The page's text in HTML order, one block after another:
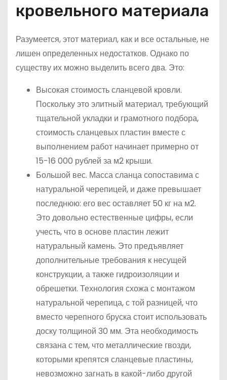
кровельного материала
Разумеется, этот материал, как и все остальные, не
лишен определенных недостатков. Однако по
существу их можно выделить всего два. Это:
Высокая стоимость сланцевой кровли.
Поскольку это элитный материал, требующий
тщательной укладки и грамотного подбора,
стоимость сланцевых пластин вместе с
выполнением работ начинает примерно от
15-16 000 рублей за м2 крыши.
Большой вес. Масса сланца сопоставима с
натуральной черепицей, и даже превышает
последнюю: его вес оставляет 50 кг на м2.
Это довольно естественные цифры, если
учесть, что в основе пластин лежит
натуральный камень. Это предъявляет
дополнительные требования к несущей
конструкции, а также гидроизоляции и
обрешетки. Технология схожа с монтажом
натуральной черепица, с той разницей, что
вместо черепного бруска стоит использовать
доску толщиной 30 мм. Эта необходимость
связана с тем, что металлические гвозди,
которыми крепятся сланцевые пластины,
невозможно загнать в какой-либо другой